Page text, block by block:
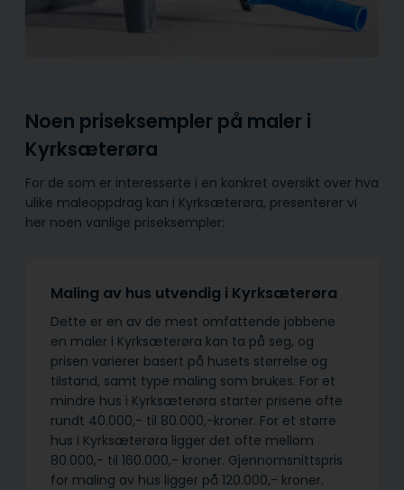
Noen priseksempler på maler i
Kyrksæterøra
For de som er interesserte i en konkret oversikt over hva
ulike maleoppdrag kan i Kyrksæterøra, presenterer vi
her noen vanlige priseksempler:
Maling av hus utvendig i Kyrksæterøra
Dette er en av de mest omfattende jobbene
en maler i Kyrksæterøra kan ta på seg, og
prisen varierer basert på husets størrelse og
tilstand, samt type maling som brukes. For et
mindre hus i Kyrksæterøra starter prisene ofte
rundt 40.000,- til 80.000,-kroner. For et større
hus i Kyrksæterøra ligger det ofte mellom
80.000,- til 160.000,- kroner. Gjennomsnittspris
for maling av hus ligger på 120.000,- kroner.